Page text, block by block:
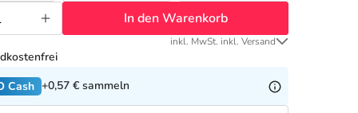
In den Warenkorb
inkl. MwSt. inkl. Versand
Cash +0,57 € sammeln